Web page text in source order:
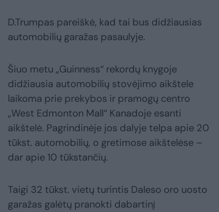
D.Trumpas pareiškė, kad tai bus didžiausias
automobilių garažas pasaulyje.
Šiuo metu „Guinness“ rekordų knygoje
didžiausia automobilių stovėjimo aikštele
laikoma prie prekybos ir pramogų centro
„West Edmonton Mall“ Kanadoje esanti
aikštelė. Pagrindinėje jos dalyje telpa apie 20
tūkst. automobilių, o gretimose aikštelėse –
dar apie 10 tūkstančių.
Taigi 32 tūkst. vietų turintis Daleso oro uosto
garažas galėtų pranokti dabartinį